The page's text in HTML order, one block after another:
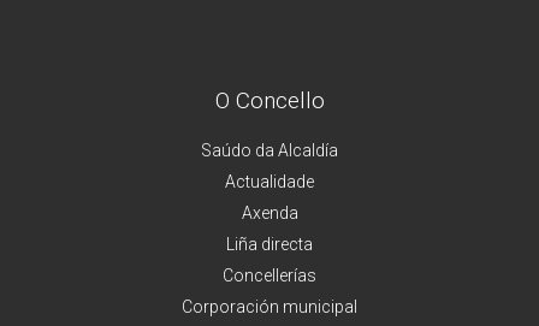
O Concello
Saúdo da Alcaldía
Actualidade
Axenda
Liña directa
Concellerías
Corporación municipal